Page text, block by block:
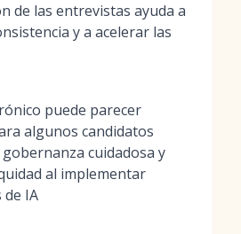
de las entrevistas ayuda a
y a acelerar las
puede parecer
algunos candidatos
cuidadosa y
al implementar
IA